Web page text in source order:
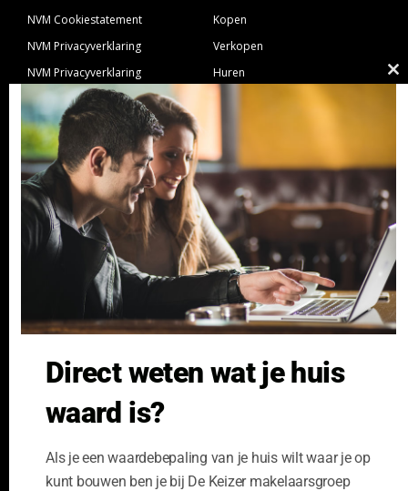
NVM Cookiestatement
NVM Privacyverklaring
NVM Privacyverklaring
Nieuwbouw
NVM Voorwaarden Consument
NVM Voorwaarden
Professionele Opdrachtgevers
Kopen
Verkopen
Huren
Hypotheek
Verzekeren
Links
Ibiza Real Estate BDK
NieuwWonenUtrecht
Zuijdplas | De Keizer
Bedrijfsmakelaars
Kennisbank
Direct weten wat je huis
waard is?
Als je een waardebepaling van je huis wilt waar je op
kunt bouwen ben je bij De Keizer makelaarsgroep